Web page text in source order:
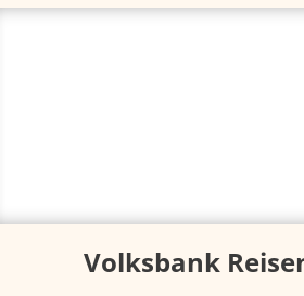
Volksbank